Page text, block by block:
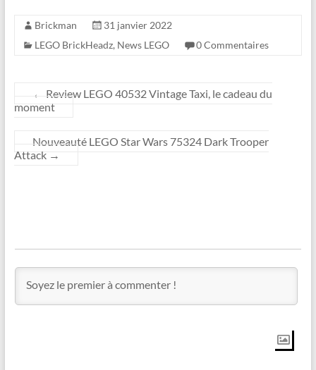
Brickman
31 janvier 2022
LEGO BrickHeadz, News LEGO 0 Commentaires
←
Review LEGO 40532 Vintage Taxi, le cadeau du
moment
Nouveauté LEGO Star Wars 75324 Dark Trooper
Attack →